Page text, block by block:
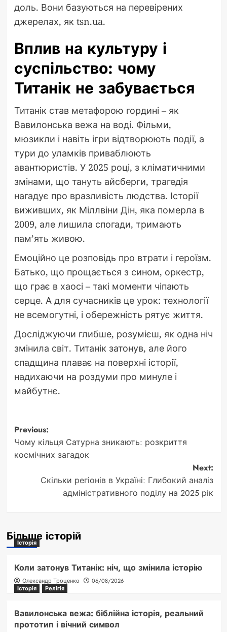
доль. Вони базуються на перевірених
джерелах, як tsn.ua.
Вплив на культуру і
суспільство: чому
Титанік не забувається
Титанік став метафорою гордині – як
Вавилонська вежа на воді. Фільми,
мюзикли і навіть ігри відтворюють події, а
тури до уламків приваблюють
авантюристів. У 2025 році, з кліматичними
змінами, що тануть айсберги, трагедія
нагадує про вразливість людства. Історії
виживших, як Міллвіни Дін, яка померла в
2009, але лишила спогади, тримають
пам’ять живою.
Емоційно це розповідь про втрати і героїзм.
Батько, що прощається з сином, оркестр,
що грає в хаосі – такі моменти чіпають
серце. А для сучасників це урок: технології
не всемогутні, і обережність рятує життя.
Досліджуючи глибше, розумієш, як одна ніч
змінила світ. Титанік затонув, але його
спадщина плаває на поверхні історії,
надихаючи на роздуми про минуле і
майбутнє.
Post
navigation
Previous:
Чому кільця Сатурна зникають: розкриття
космічних загадок
Next:
Скільки регіонів в Україні: Глибокий аналіз
адміністративного поділу на 2025 рік
Більше історій
Історія
Коли затонув Титанік: ніч, що змінила історію
Олександр Троценко
06/08/2026
Історія
Релігія
Вавилонська вежа: біблійна історія, реальний
прототип і вічний символ